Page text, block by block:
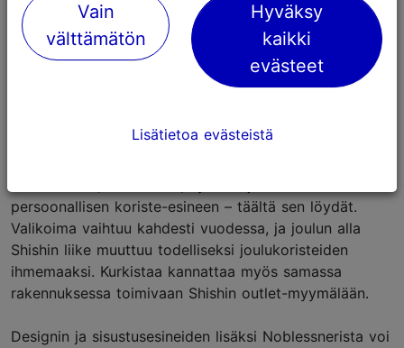
vaikuttava myymälä pursuaa mitä
persoonallisen koriste-esineen – täältä sen löydät.
Valikoima vaihtuu kahdesti vuodessa, ja joulun alla
Shishin liike muuttuu todelliseksi joulukoristeiden
ihmemaaksi. Kurkistaa kannattaa myös samassa
rakennuksessa toimivaan Shishin outlet-myymälään.
Designin ja sisustusesineiden lisäksi Noblessnerista voi
Vain
välttämätön
Hyväksy
kaikki
evästeet
Lisätietoa evästeistä